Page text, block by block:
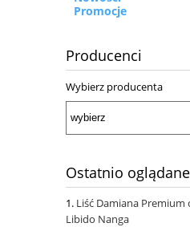
Promocje
Producenci
Wybierz producenta
Ostatnio oglądane
Liść Damiana Premium
Libido Nanga